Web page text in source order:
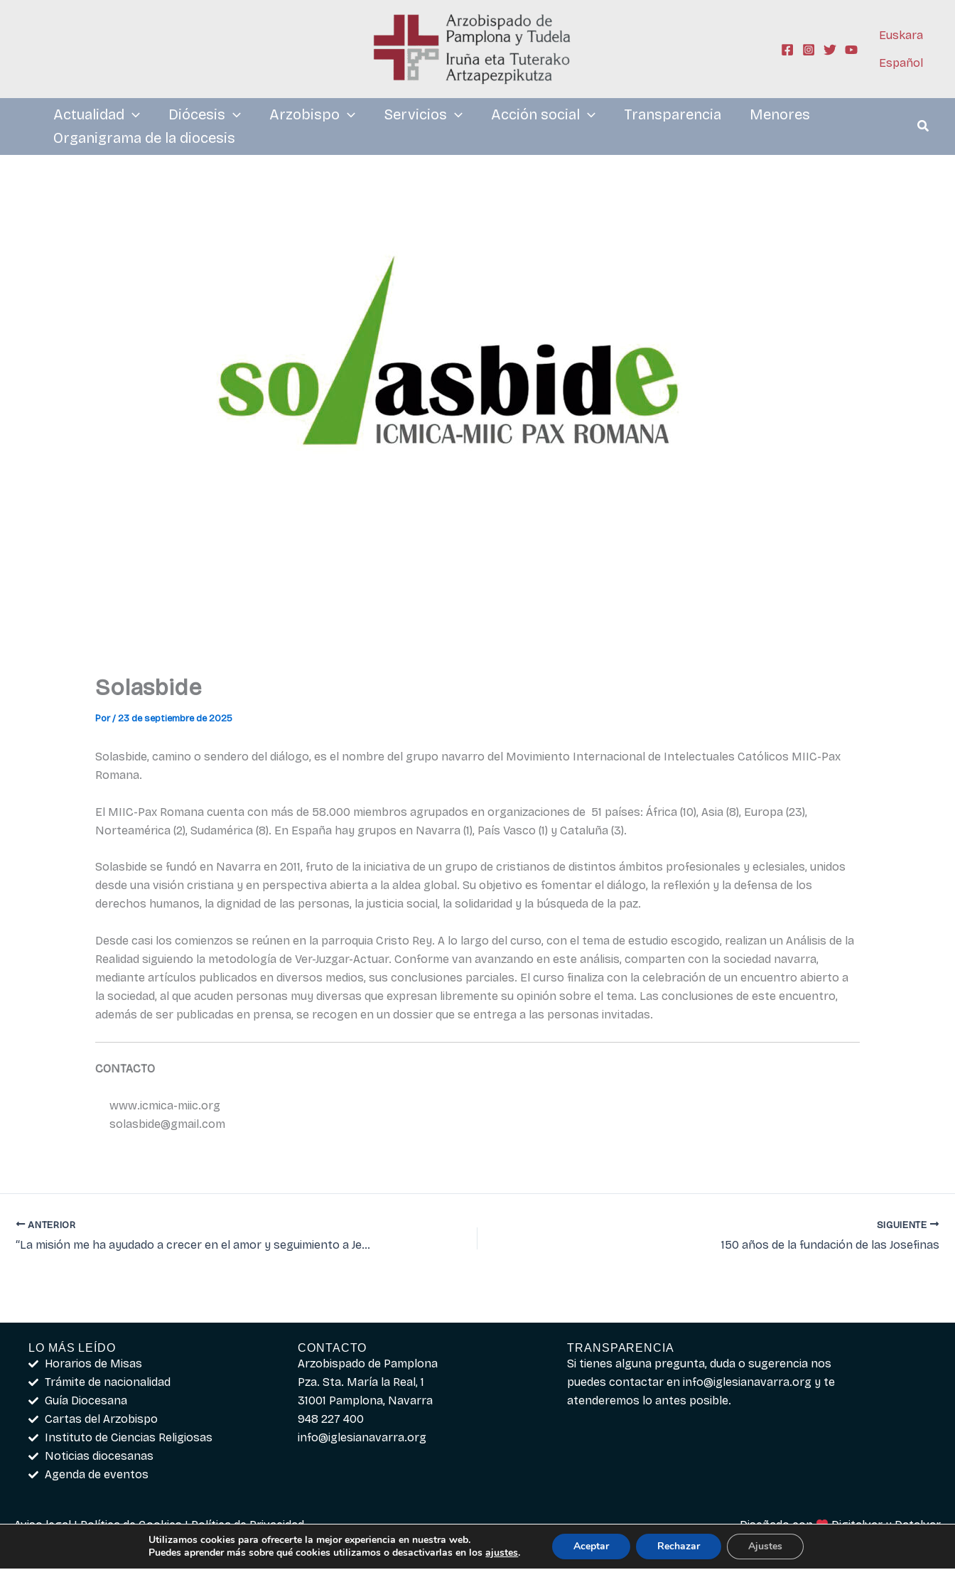
Euskara
Español
Actualidad Diócesis Arzobispo Servicios Acción social Transparencia
Menores
Organigrama de la diocesis
Solasbide
Por/23 de septiembre de 2025
Solasbide, camino o sendero del diálogo, es el nombre del grupo navarro del Movimiento Internacional de Intelectuales Católicos MIIC-Pax
Romana.
El MIIC-Pax Romana cuenta con más de 58.000 miembros agrupados en organizaciones de 51 países: África (10), Asia (8), Europa (23),
Norteamérica (2), Sudamérica (8). En España hay grupos en Navarra (1), País Vasco (1) y Cataluña (3).
Solasbide se fundó en Navarra en 2011, fruto de la iniciativa de un grupo de cristianos de distintos ámbitos profesionales y eclesiales, unidos
desde una visión cristiana y en perspectiva abierta a la aldea global. Su objetivo es fomentar el diálogo, la reflexión y la defensa de los
derechos humanos, la dignidad de las personas, la justicia social, la solidaridad y la búsqueda de la paz.
Desde casi los comienzos se reúnen en la parroquia Cristo Rey. A lo largo del curso, con el tema de estudio escogido, realizan un Análisis de la
Realidad siguiendo la metodología de Ver-Juzgar-Actuar. Conforme van avanzando en este análisis, comparten con la sociedad navarra,
mediante artículos publicados en diversos medios, sus conclusiones parciales. El curso finaliza con la celebración de un encuentro abierto a
la sociedad, al que acuden personas muy diversas que expresan libremente su opinión sobre el tema. Las conclusiones de este encuentro,
además de ser publicadas en prensa, se recogen en un dossier que se entrega a las personas invitadas.
CONTACTO
www.icmica-miic.org
solasbide@gmail.com
ANTERIOR
“La misión me ha ayudado a crecer en el amor y seguimiento a Jesús y a abrir los ojos hacia una realidad muy cruda.”
SIGUIENTE
150 años de la fundación de las Josefinas
LO MÁS LEÍDO
Horarios de Misas
Trámite de nacionalidad
Guía Diocesana
Cartas del Arzobispo
Instituto de Ciencias Religiosas
Noticias diocesanas
Agenda de eventos
CONTACTO
Arzobispado de Pamplona
Pza. Sta. María la Real, 1
31001 Pamplona, Navarra
948 227 400
info@iglesianavarra.org
TRANSPARENCIA
Si tienes alguna pregunta, duda o sugerencia nos
puedes contactar eninfo@iglesianavarra.org y te
atenderemos lo antes posible.
Aviso legal|Política de Cookies|Política de Privacidad Diseñado con DigitalvaryDatalvar
Utilizamos cookies para ofrecerte la mejor experiencia en nuestra web.
Puedes aprender más sobre qué cookies utilizamos o desactivarlas en losajustes. Aceptar Rechazar Ajustes